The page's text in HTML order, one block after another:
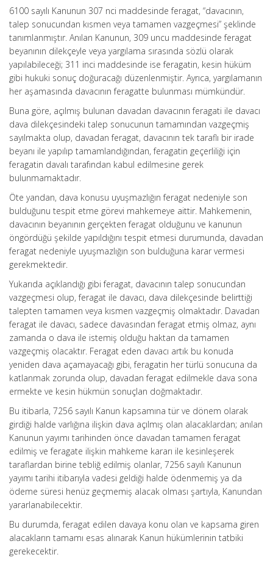
6100 sayılı Kanunun 307 nci maddesinde feragat, “davacının,
talep sonucundan kısmen veya tamamen vazgeçmesi” şeklinde
tanımlanmıştır. Anılan Kanunun, 309 uncu maddesinde feragat
beyanının dilekçeyle veya yargılama sırasında sözlü olarak
yapılabileceği; 311 inci maddesinde ise feragatin, kesin hüküm
gibi hukuki sonuç doğuracağı düzenlenmiştir. Ayrıca, yargılamanın
her aşamasında davacının feragatte bulunması mümkündür.
Buna göre, açılmış bulunan davadan davacının feragati ile davacı
dava dilekçesindeki talep sonucunun tamamından vazgeçmiş
sayılmakta olup, davadan feragat, davacının tek taraflı bir irade
beyanı ile yapılıp tamamlandığından, feragatin geçerliliği için
feragatin davalı tarafından kabul edilmesine gerek
bulunmamaktadır.
Öte yandan, dava konusu uyuşmazlığın feragat nedeniyle son
bulduğunu tespit etme görevi mahkemeye aittir. Mahkemenin,
davacının beyanının gerçekten feragat olduğunu ve kanunun
öngördüğü şekilde yapıldığını tespit etmesi durumunda, davadan
feragat nedeniyle uyuşmazlığın son bulduğuna karar vermesi
gerekmektedir.
Yukarıda açıklandığı gibi feragat, davacının talep sonucundan
vazgeçmesi olup, feragat ile davacı, dava dilekçesinde belirttiği
talepten tamamen veya kısmen vazgeçmiş olmaktadır. Davadan
feragat ile davacı, sadece davasından feragat etmiş olmaz, aynı
zamanda o dava ile istemiş olduğu haktan da tamamen
vazgeçmiş olacaktır. Feragat eden davacı artık bu konuda
yeniden dava açamayacağı gibi, feragatin her türlü sonucuna da
katlanmak zorunda olup, davadan feragat edilmekle dava sona
ermekte ve kesin hükmün sonuçlan doğmaktadır.
Bu itibarla, 7256 sayılı Kanun kapsamına tür ve dönem olarak
girdiği halde varlığına ilişkin dava açılmış olan alacaklardan; anılan
Kanunun yayımı tarihinden önce davadan tamamen feragat
edilmiş ve feragate ilişkin mahkeme kararı ile kesinleşerek
taraflardan birine tebliğ edilmiş olanlar, 7256 sayılı Kanunun
yayımı tarihi itibarıyla vadesi geldiği halde ödenmemiş ya da
ödeme süresi henüz geçmemiş alacak olması şartıyla, Kanundan
yararlanabilecektir.
Bu durumda, feragat edilen davaya konu olan ve kapsama giren
alacakların tamamı esas alınarak Kanun hükümlerinin tatbiki
gerekecektir.